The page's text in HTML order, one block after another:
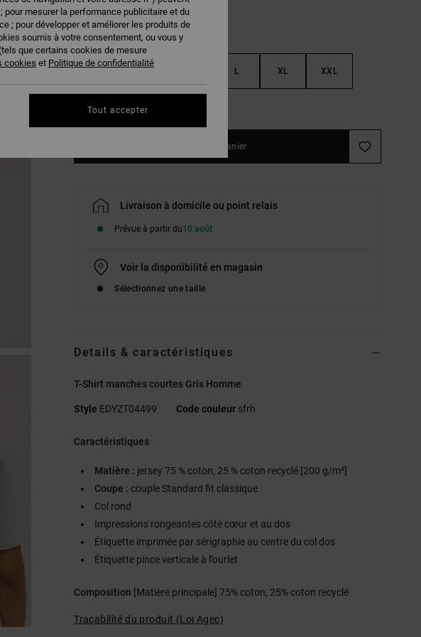
XS S L XL XXL
Voir le Guide des tailles
Ajouter au panier
Livraison à domicile ou point relais
Prévue à partir du10 août
Voir la disponibilité en magasin
Sélectionnez une taille
Details & caractéristiques
T-Shirt manches courtes Gris Homme
Style EDYZT04499 Code couleur sfrh
Caractéristiques
Matière : jersey 75 % coton, 25 % coton recyclé [200 g/m²]
Coupe : couple Standard fit classique
Col rond
Impressions rongeantes côté cœur et au dos
Étiquette imprimée par sérigraphie au centre du col dos
Étiquette pince verticale à l’ourlet
Composition [Matière principale] 75% coton, 25% coton recyclé
Traçabilité du produit (Loi Agec)
mesurer la performance publicitaire et du
; pour développer et améliorer les produits de
soumis à votre consentement, ou vous y
que certains cookies de mesure
cookies et Politique de confidentialité
Tout accepter